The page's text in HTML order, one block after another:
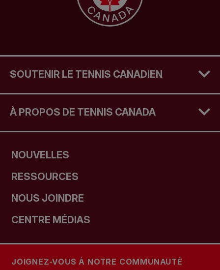
SOUTENIR LE TENNIS CANADIEN
À PROPOS DE TENNIS CANADA
NOUVELLES
RESSOURCES
NOUS JOINDRE
CENTRE MÉDIAS
JOIGNEZ-VOUS À NOTRE COMMUNAUTÉ